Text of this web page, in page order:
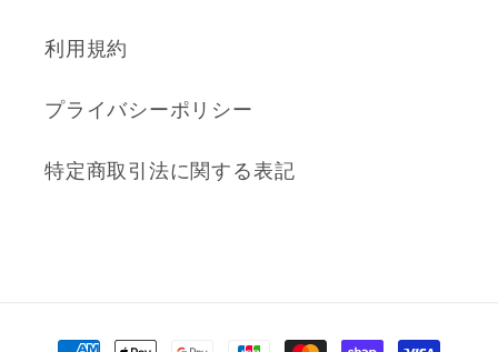
利用規約
プライバシーポリシー
特定商取引法に関する表記
決